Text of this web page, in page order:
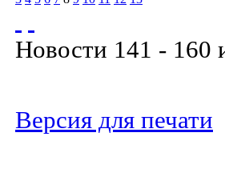
Новости 141 - 160
Версия для печати